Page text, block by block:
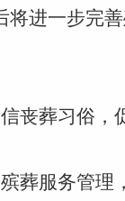
将进一步完
丧葬习俗，
葬服务管理